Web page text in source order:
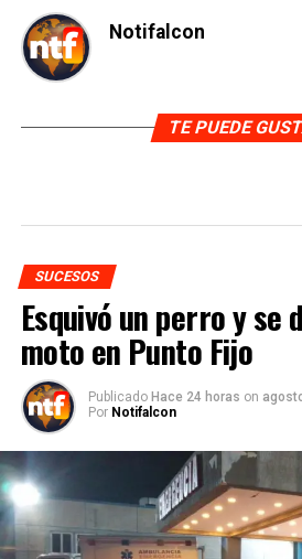
Notifalcon
TE PUEDE
SUCESOS
Esquivó un perro y se
moto en Punto Fijo
Publicado Hace 24 horas on
Por Notifalcon